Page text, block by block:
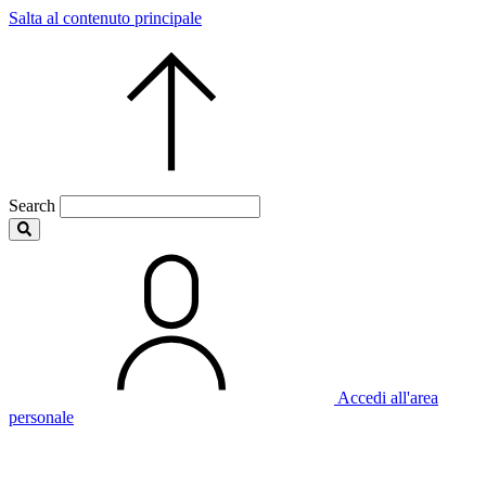
Salta al contenuto principale
Search
Accedi all'area
personale